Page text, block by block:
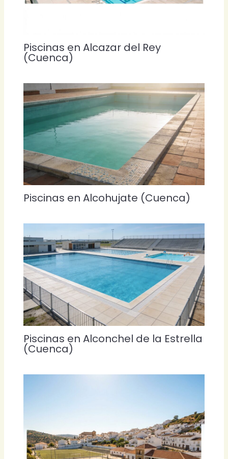
Piscinas en Alcazar del Rey
(Cuenca)
Piscinas en Alcohujate (Cuenca)
Piscinas en Alconchel de la Estrella
(Cuenca)